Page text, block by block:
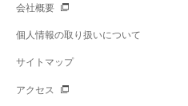
会社概要
個人情報の取り扱いについて
サイトマップ
アクセス